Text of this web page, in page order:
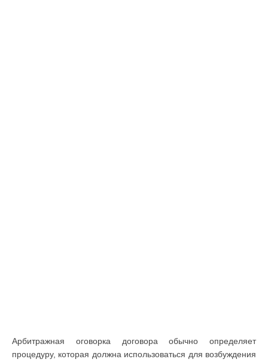
Арбитражная оговорка договора обычно определяет
процедуру, которая должна использоваться для возбуждения